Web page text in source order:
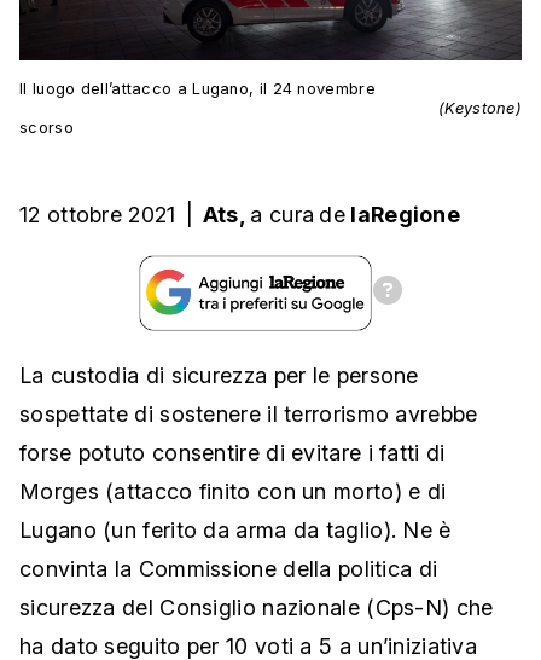
Il luogo dell’attacco a Lugano, il 24 novembre
scorso
(Keystone)
12 ottobre 2021 Ats, a cura de laRegione
La custodia di sicurezza per le persone
sospettate di sostenere il terrorismo avrebbe
forse potuto consentire di evitare i fatti di
Morges (attacco finito con un morto) e di
Lugano (un ferito da arma da taglio). Ne è
convinta la Commissione della politica di
sicurezza del Consiglio nazionale (Cps-N) che
ha dato seguito per 10 voti a 5 a un’iniziativa